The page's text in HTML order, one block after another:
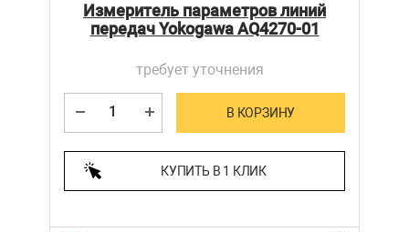
Измеритель параметров линий
передач Yokogawa AQ4270-01
требует уточнения
В КОРЗИНУ
КУПИТЬ В 1 КЛИК